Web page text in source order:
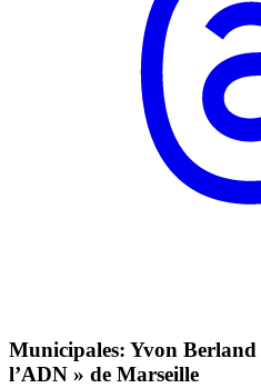
Municipales: Yvon
l’ADN » de Marseille